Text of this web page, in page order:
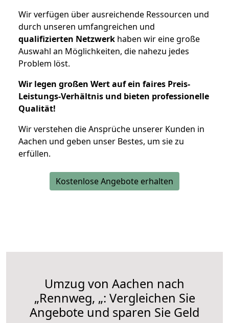
Wir verfügen über ausreichende Ressourcen und
durch unseren umfangreichen und
qualifizierten Netzwerk haben wir eine große
Auswahl an Möglichkeiten, die nahezu jedes
Problem löst.
Wir legen großen Wert auf ein faires Preis-
Leistungs-Verhältnis und bieten professionelle
Qualität!
Wir verstehen die Ansprüche unserer Kunden in
Aachen und geben unser Bestes, um sie zu
erfüllen.
Kostenlose Angebote erhalten
Umzug von Aachen nach
„Rennweg, „: Vergleichen Sie
Angebote und sparen Sie Geld